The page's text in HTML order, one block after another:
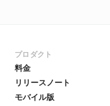
プロダクト
料金
リリースノート
モバイル版